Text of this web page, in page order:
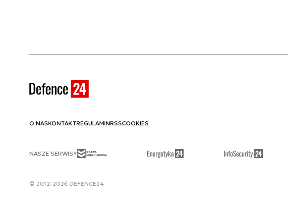
O NASKONTAKTREGULAMINRSSCOOKIES
NASZE SERWISY
© 2012-2026 DEFENCE24